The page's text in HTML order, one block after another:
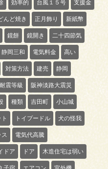
効率的 台風１５号 支援金
んど焼き 正月飾り 新紙幣
鏡餅 鏡開き 二十四節気
静岡三和 電気料金 高い
対策方法 建売 静岡
耐震等級 阪神淡路大震災
種類 吉田町 小山城
トイプードル 犬の怪我
ス 電気代高騰
ドア ドア 木造住宅は弱い